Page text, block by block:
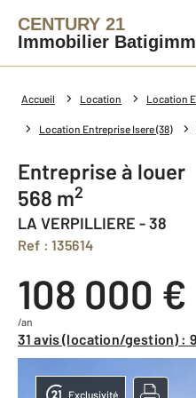
CENTURY 21
Immobilier Batigimm
Accueil Location Location
Location Entreprise Isere (38)
Entreprise à louer
568 m2
LA VERPILLIERE - 38
Ref : 135614
108 000 €
/an
31 avis (location/gestion) :
Exclusivité